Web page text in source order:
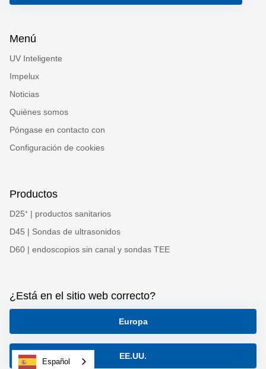
Menú
UV Inteligente
Impelux
Noticias
Quiénes somos
Póngase en contacto con
Configuración de cookies
Productos
D25⁺ | productos sanitarios
D45 | Sondas de ultrasonidos
D60 | endoscopios sin canal y sondas TEE
¿Está en el sitio web correcto?
Europa
EE.UU.
Español